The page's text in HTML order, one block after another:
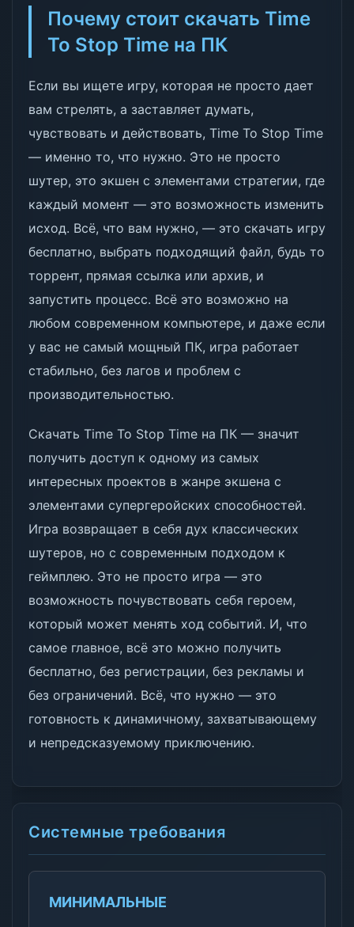
Почему стоит скачать Time
To Stop Time на ПК
Если вы ищете игру, которая не просто дает
вам стрелять, а заставляет думать,
чувствовать и действовать, Time To Stop Time
— именно то, что нужно. Это не просто
шутер, это экшен с элементами стратегии, где
каждый момент — это возможность изменить
исход. Всё, что вам нужно, — это скачать игру
бесплатно, выбрать подходящий файл, будь то
торрент, прямая ссылка или архив, и
запустить процесс. Всё это возможно на
любом современном компьютере, и даже если
у вас не самый мощный ПК, игра работает
стабильно, без лагов и проблем с
производительностью.
Скачать Time To Stop Time на ПК — значит
получить доступ к одному из самых
интересных проектов в жанре экшена с
элементами супергеройских способностей.
Игра возвращает в себя дух классических
шутеров, но с современным подходом к
геймплею. Это не просто игра — это
возможность почувствовать себя героем,
который может менять ход событий. И, что
самое главное, всё это можно получить
бесплатно, без регистрации, без рекламы и
без ограничений. Всё, что нужно — это
готовность к динамичному, захватывающему
и непредсказуемому приключению.
Системные требования
МИНИМАЛЬНЫЕ